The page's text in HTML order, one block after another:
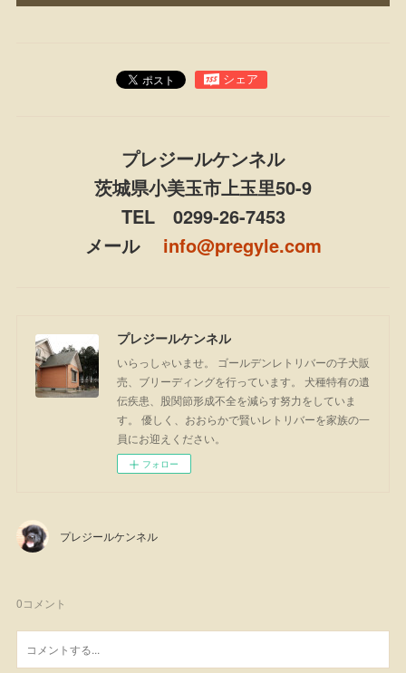
プレジールケンネル
茨城県小美玉市上玉里50-9
TEL 0299-26-7453
メール info@pregyle.com
プレジールケンネル
いらっしゃいませ。 ゴールデンレトリバーの子犬販
売、ブリーディングを行っています。 犬種特有の遺
伝疾患、股関節形成不全を減らす努力をしていま
す。 優しく、おおらかで賢いレトリバーを家族の一
員にお迎えください。
フォロー
プレジールケンネル
0コメント